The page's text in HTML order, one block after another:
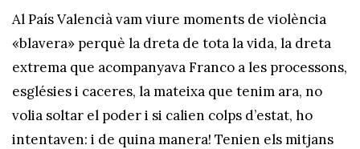
Al País Valencià vam viure moments de violència
«blavera» perquè la dreta de tota la vida, la dreta
extrema que acompanyava Franco a les processons,
esglésies i caceres, la mateixa que tenim ara, no
volia soltar el poder i si calien colps d’estat, ho
intentaven: i de quina manera! Tenien els mitjans